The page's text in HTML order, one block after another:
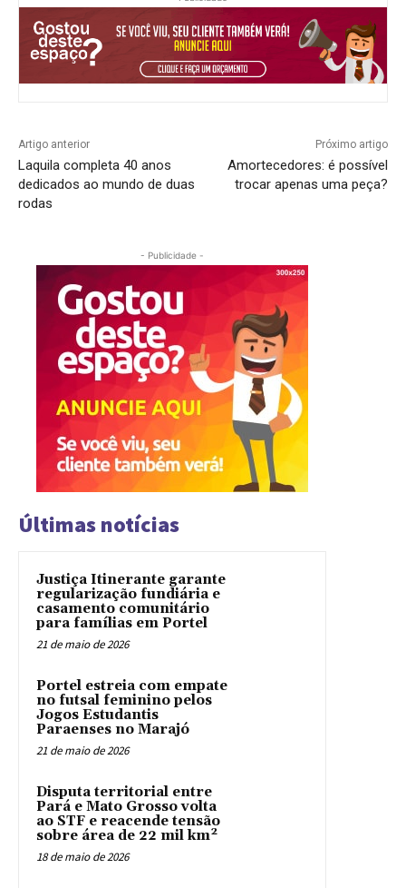
Artigo anterior
Laquila completa 40 anos
dedicados ao mundo de duas
rodas
Próximo artigo
Amortecedores: é possível
trocar apenas uma peça?
- Publicidade -
Últimas notícias
Justiça Itinerante garante
regularização fundiária e
casamento comunitário
para famílias em Portel
21 de maio de 2026
Portel estreia com empate
no futsal feminino pelos
Jogos Estudantis
Paraenses no Marajó
21 de maio de 2026
Disputa territorial entre
Pará e Mato Grosso volta
ao STF e reacende tensão
sobre área de 22 mil km²
18 de maio de 2026